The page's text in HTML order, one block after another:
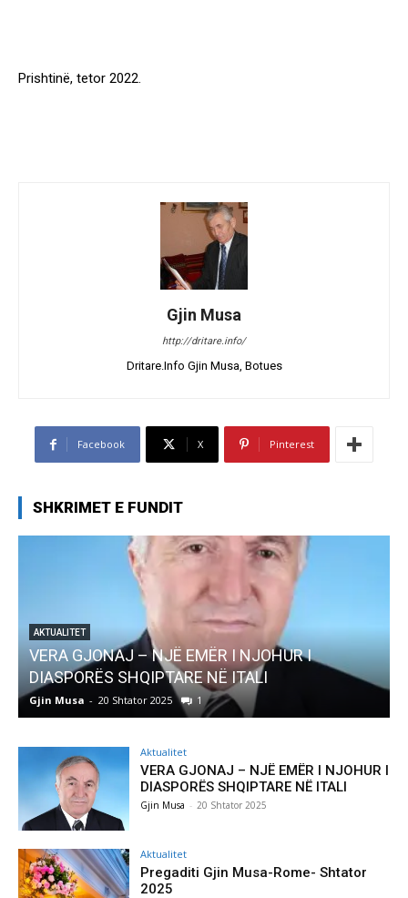
Prishtinë, tetor 2022.
Gjin Musa
http://dritare.info/
Dritare.Info Gjin Musa, Botues
Facebook X Pinterest
SHKRIMET E FUNDIT
AKTUALITET
Pregaditi Gjin Musa-Rome- Shtator 2025
Gjin Musa - 8 Shtator 2025 0
Aktualitet
VERA GJONAJ – NJË EMËR I NJOHUR I
DIASPORËS SHQIPTARE NË ITALI
Gjin Musa - 20 Shtator 2025
Aktualitet
Pregaditi Gjin Musa-Rome- Shtator
2025